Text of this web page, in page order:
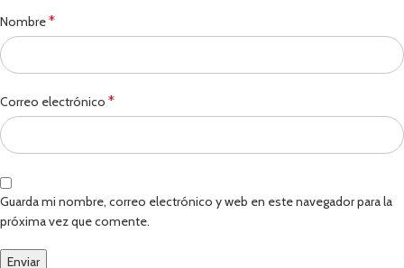
Nombre*
Correo electrónico *
Guarda mi nombre, correo electrónico y web en este navegador para la
próxima vez que comente.